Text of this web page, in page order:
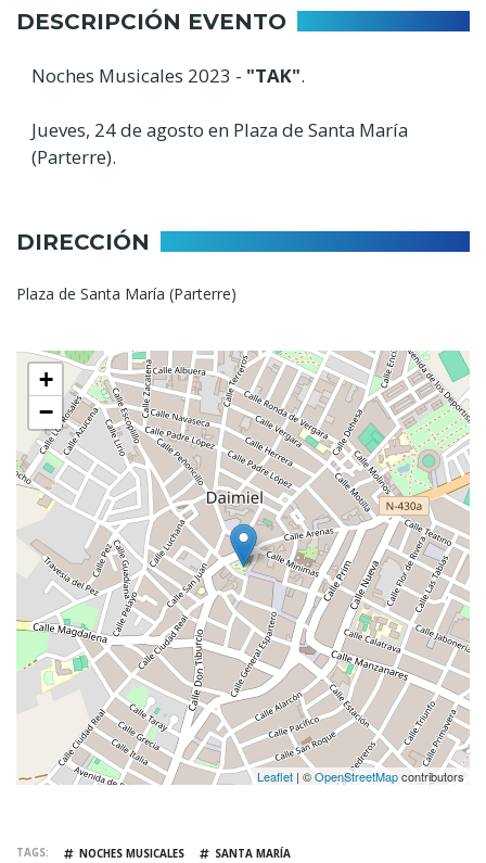
DESCRIPCIÓN EVENTO
Noches Musicales 2023 - "TAK".
Jueves, 24 de agosto en Plaza de Santa María
(Parterre).
DIRECCIÓN
Plaza de Santa María (Parterre)
+
−
Leaflet | ©OpenStreetMapcontributors
TAGS NOCHES MUSICALES SANTA MARÍA